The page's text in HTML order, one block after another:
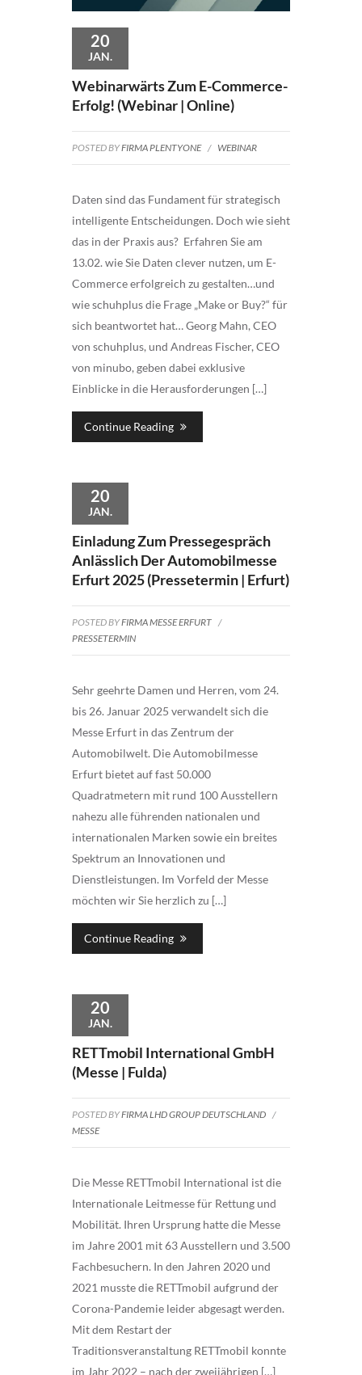
20
JAN.
Webinarwärts Zum E-Commerce-
Erfolg! (Webinar | Online)
POSTED BYFIRMA PLENTYONE/ WEBINAR
Daten sind das Fundament für strategisch
intelligente Entscheidungen. Doch wie sieht
das in der Praxis aus? Erfahren Sie am
13.02. wie Sie Daten clever nutzen, um E-
Commerce erfolgreich zu gestalten…und
wie schuhplus die Frage „Make or Buy?“ für
sich beantwortet hat… Georg Mahn, CEO
von schuhplus, und Andreas Fischer, CEO
von minubo, geben dabei exklusive
Einblicke in die Herausforderungen […]
Continue Reading
20
JAN.
Einladung Zum Pressegespräch
Anlässlich Der Automobilmesse
Erfurt 2025 (Pressetermin | Erfurt)
POSTED BYFIRMA MESSE ERFURT /
PRESSETERMIN
Sehr geehrte Damen und Herren, vom 24.
bis 26. Januar 2025 verwandelt sich die
Messe Erfurt in das Zentrum der
Automobilwelt. Die Automobilmesse
Erfurt bietet auf fast 50.000
Quadratmetern mit rund 100 Ausstellern
nahezu alle führenden nationalen und
internationalen Marken sowie ein breites
Spektrum an Innovationen und
Dienstleistungen. Im Vorfeld der Messe
möchten wir Sie herzlich zu […]
Continue Reading
20
JAN.
RETTmobil International GmbH
(Messe | Fulda)
POSTED BYFIRMA LHD GROUP DEUTSCHLAND /
MESSE
Die Messe RETTmobil International ist die
Internationale Leitmesse für Rettung und
Mobilität. Ihren Ursprung hatte die Messe
im Jahre 2001 mit 63 Ausstellern und 3.500
Fachbesuchern. In den Jahren 2020 und
2021 musste die RETTmobil aufgrund der
Corona-Pandemie leider abgesagt werden.
Mit dem Restart der
Traditionsveranstaltung RETTmobil konnte
im Jahr 2022 – nach der zweijährigen […]